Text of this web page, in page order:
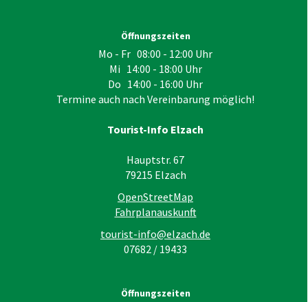
Öffnungszeiten
Mo - Fr 08:00 - 12:00 Uhr
Mi 14:00 - 18:00 Uhr
Do 14:00 - 16:00 Uhr
Termine auch nach Vereinbarung möglich!
Tourist-Info Elzach
Hauptstr. 67
79215 Elzach
OpenStreetMap
Fahrplanauskunft
tourist-info@elzach.de
07682 / 19433
Öffnungszeiten